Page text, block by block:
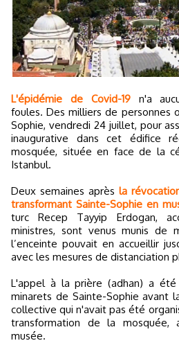
L'épidémie de Covid-19n'a
foules. Des milliers de personnes
Sophie, vendredi 24 juillet, pour
inaugurative dans cet édifice
mosquée, située en face de la
Istanbul.
Deux semaines aprèsla
transformant Sainte-Sophie en
turc Recep Tayyip Erdogan,
ministres, sont venus munis de
l’enceinte pouvait en accueillir
avec les mesures de distanciation
L'appel à la prière (adhan) a
minarets de Sainte-Sophie avant
collective qui n'avait pas été
transformation de la mosquée,
musée.